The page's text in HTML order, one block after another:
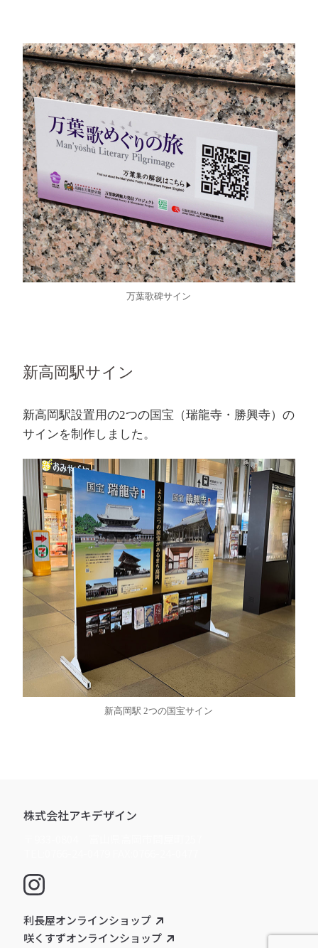
万葉歌碑サイン
新高岡駅サイン
新高岡駅設置用の2つの国宝（瑞龍寺・勝興寺）の
サインを制作しました。
新高岡駅 2つの国宝サイン
株式会社アキデザイン
利長屋オンラインショップ
咲くすずオンラインショップ